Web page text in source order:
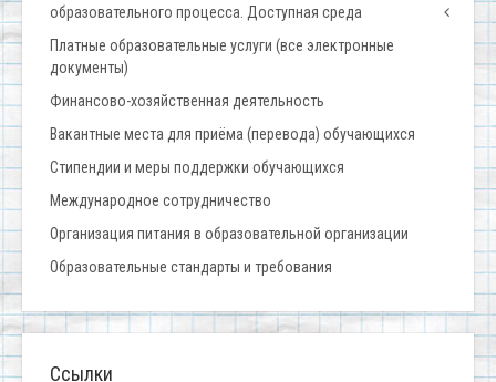
образовательного процесса. Доступная среда
Платные образовательные услуги (все электронные
документы)
Финансово-хозяйственная деятельность
Вакантные места для приёма (перевода) обучающихся
Стипендии и меры поддержки обучающихся
Международное сотрудничество
Организация питания в образовательной организации
Образовательные стандарты и требования
Ссылки